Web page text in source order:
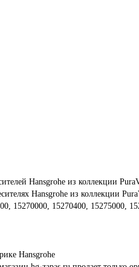
Hansgrohe из коллекции
Hansgrohe из коллекции
15270000, 15270400, 15275000,
Hansgrohe